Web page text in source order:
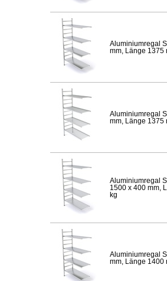
Aluminiumregal
mm, Länge 1375
Aluminiumregal
mm, Länge 1375
Aluminiumregal
1500 x 400 mm,
kg
Aluminiumregal
mm, Länge 1400